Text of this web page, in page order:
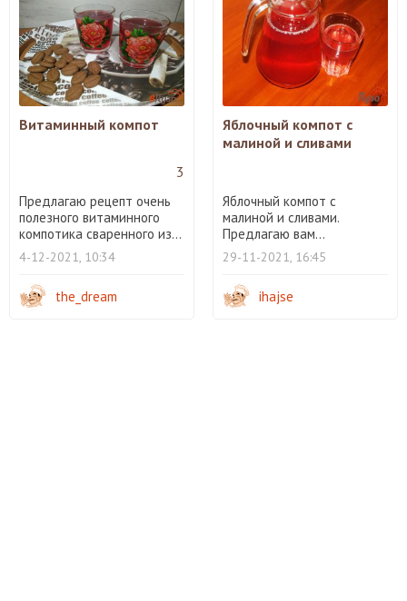
Витаминный компот
3
Предлагаю рецепт очень
полезного витаминного
компотика сваренного из...
4-12-2021, 10:34
the_dream
Яблочный компот с
малиной и сливами
Яблочный компот с
малиной и сливами.
Предлагаю вам...
29-11-2021, 16:45
ihajse